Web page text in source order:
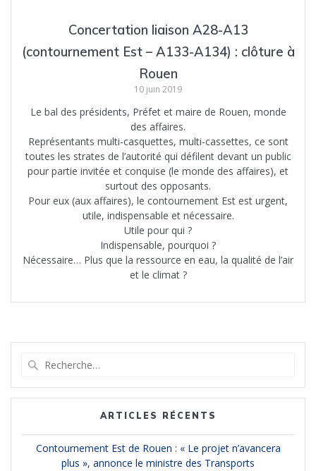
Concertation liaison A28-A13
(contournement Est – A133-A134) : clôture à
Rouen
10 juin 2019
Le bal des présidents, Préfet et maire de Rouen, monde
des affaires.
Représentants multi-casquettes, multi-cassettes, ce sont
toutes les strates de l’autorité qui défilent devant un public
pour partie invitée et conquise (le monde des affaires), et
surtout des opposants.
Pour eux (aux affaires), le contournement Est est urgent,
utile, indispensable et nécessaire.
Utile pour qui ?
Indispensable, pourquoi ?
Nécessaire… Plus que la ressource en eau, la qualité de l’air
et le climat ?
:
ARTICLES RÉCENTS
Contournement Est de Rouen : « Le projet n’avancera
plus », annonce le ministre des Transports